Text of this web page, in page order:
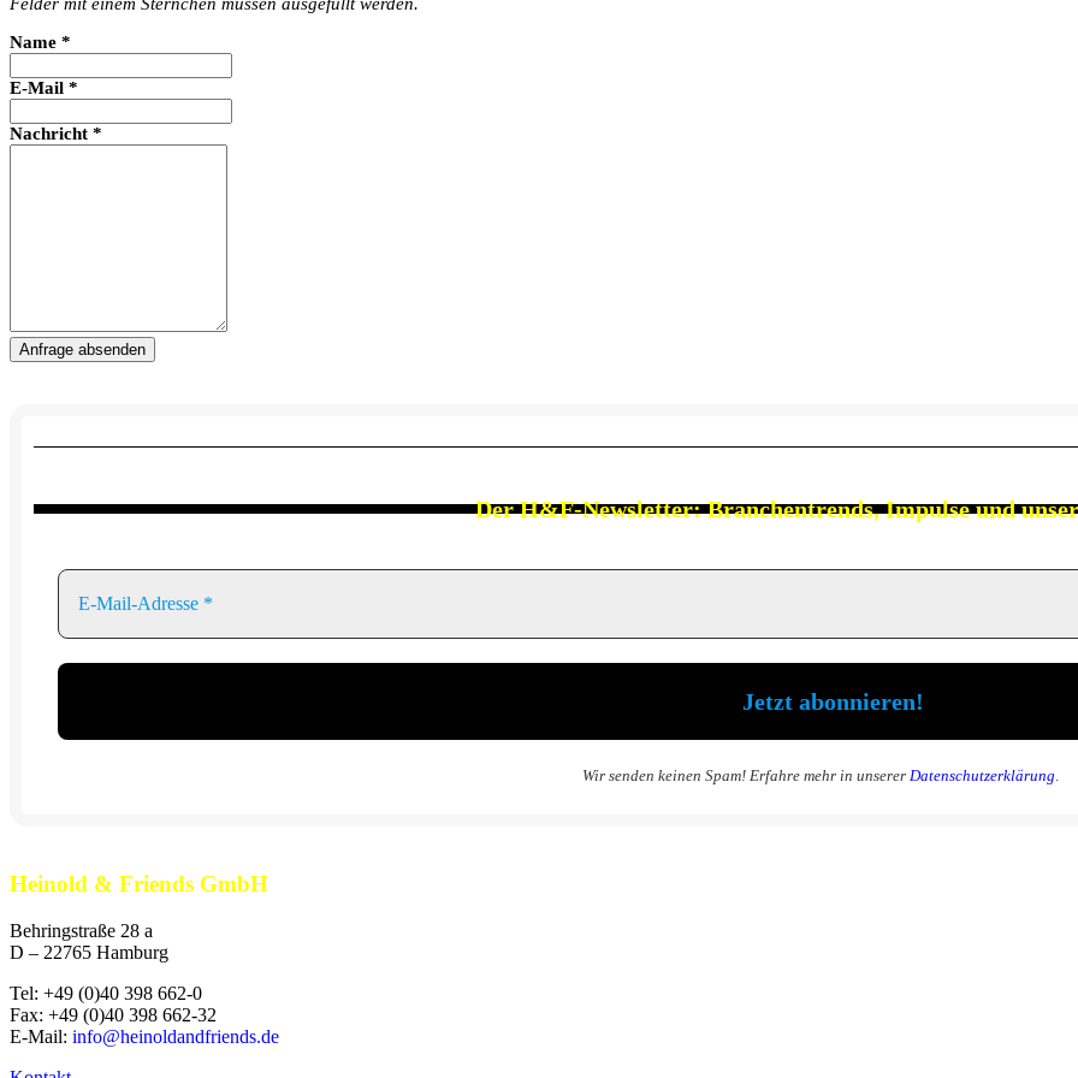
Name *
E-Mail *
Nachricht *
Anfrage absenden
DerH&F-Newsletter: Branchentrends, Impulse und
Wir senden keinen Spam! Erfahre mehr in unserer Datenschutzerklärung.
Heinold & Friends GmbH
Behringstraße 28 a
D – 22765 Hamburg
Tel: +49 (0)40 398 662-0
Fax: +49 (0)40 398 662-32
E-Mail: info@heinoldandfriends.de